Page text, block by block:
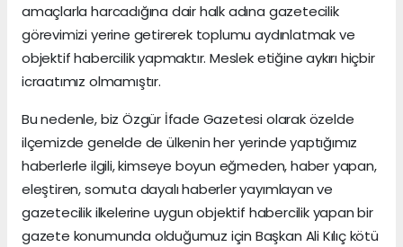
amaçlarla harcadığına dair halk adına gazetecilik
görevimizi yerine getirerek toplumu aydınlatmak ve
objektif habercilik yapmaktır. Meslek etiğine aykırı hiçbir
icraatımız olmamıştır.
Bu nedenle, biz Özgür İfade Gazetesi olarak özelde
ilçemizde genelde de ülkenin her yerinde yaptığımız
haberlerle ilgili, kimseye boyun eğmeden, haber yapan,
eleştiren, somuta dayalı haberler yayımlayan ve
gazetecilik ilkelerine uygun objektif habercilik yapan bir
gazete konumunda olduğumuz için Başkan Ali Kılıç kötü